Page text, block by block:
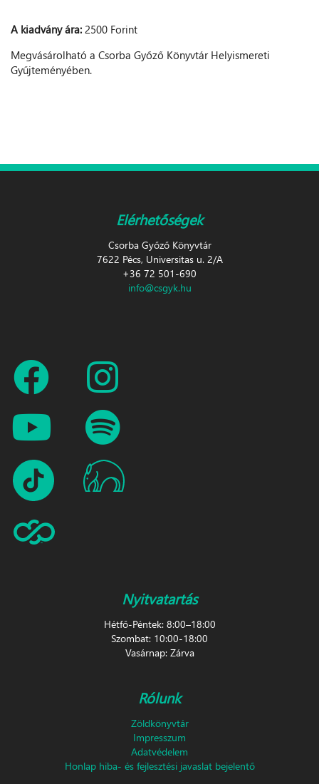
A kiadvány ára: 2500 Forint
Megvásárolható a Csorba Győző Könyvtár Helyismereti
Gyűjteményében.
Elérhetőségek
Csorba Győző Könyvtár
7622 Pécs, Universitas u. 2/A
+36 72 501-690
info@csgyk.hu
Nyitvatartás
Hétfő-Péntek: 8:00–18:00
Szombat: 10:00-18:00
Vasárnap: Zárva
Rólunk
Zöldkönyvtár
Impresszum
Adatvédelem
Honlap hiba- és fejlesztési javaslat bejelentő